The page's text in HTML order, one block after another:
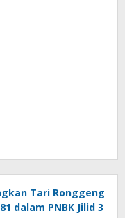
Tari Ronggeng
dalam PNBK Jilid 3